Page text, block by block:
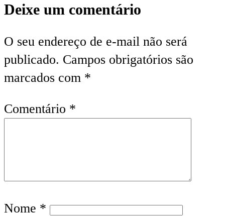
Deixe um comentário
O seu endereço de e-mail não será
publicado. Campos obrigatórios são
marcados com *
Comentário *
Nome *